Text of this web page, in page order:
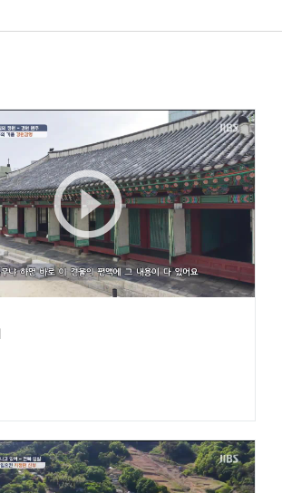
play_circle_outline